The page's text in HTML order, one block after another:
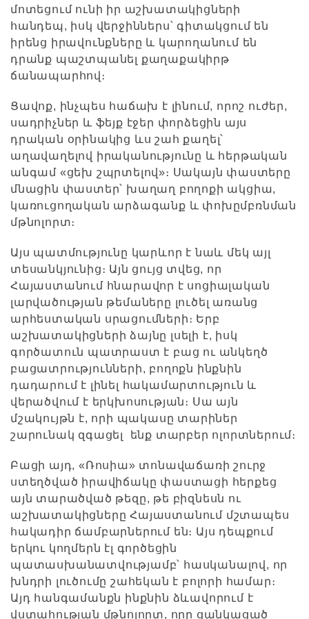
մոտեցում ունի իր աշխատակիցների
հանդեպ, իսկ վերջիններս՝ գիտակցում են
իրենց իրավունքները և կարողանում են
դրանք պաշտպանել քաղաքակիրթ
ճանապարհով։
Ցավոք, ինչպես հաճախ է լինում, որոշ ուժեր,
սադրիչներ և ֆեյք էջեր փորձեցին այս
դրական օրինակից ևս շահ քաղել՝
աղավաղելով իրականությունը և հերթական
անգամ «ցեխ շպրտելով»։ Սակայն փաստերը
մնացին փաստեր՝ խաղաղ բողոքի ակցիա,
կառուցողական արձագանք և փոխըմբռնման
մթնոլորտ։
Այս պատմությունը կարևոր է նաև մեկ այլ
տեսանկյունից։ Այն ցույց տվեց, որ
Հայաստանում հնարավոր է սոցիալական
լարվածության թեմաները լուծել առանց
արհեստական սրացումների։ Երբ
աշխատակիցների ձայնը լսելի է, իսկ
գործատուն պատրաստ է բաց ու անկեղծ
բացատրությունների, բողոքն ինքնին
դադարում է լինել հակամարտություն և
վերածվում է երկխոսության։ Սա այն
մշակույթն է, որի պակասը տարիներ
շարունակ զգացել ենք տարբեր ոլորտներում։
Բացի այդ, «Ռոսիա» տոնավաճառի շուրջ
ստեղծված իրավիճակը փաստացի հերքեց
այն տարածված թեզը, թե բիզնեսն ու
աշխատակիցները Հայաստանում մշտապես
հակադիր ճամբարներում են։ Այս դեպքում
երկու կողմերն էլ գործեցին
պատասխանատվությամբ՝ հասկանալով, որ
խնդրի լուծումը շահեկան է բոլորի համար։
Այդ հանգամանքն ինքնին ձևավորում է
վստահության մթնոլորտ, որը ցանկացած